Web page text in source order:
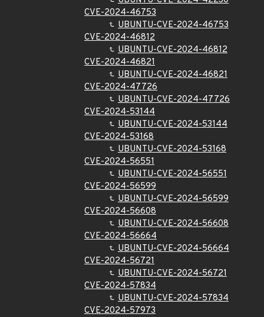
CVE-2024-46753
UBUNTU-CVE-2024-46753
CVE-2024-46812
UBUNTU-CVE-2024-46812
CVE-2024-46821
UBUNTU-CVE-2024-46821
CVE-2024-47726
UBUNTU-CVE-2024-47726
CVE-2024-53144
UBUNTU-CVE-2024-53144
CVE-2024-53168
UBUNTU-CVE-2024-53168
CVE-2024-56551
UBUNTU-CVE-2024-56551
CVE-2024-56599
UBUNTU-CVE-2024-56599
CVE-2024-56608
UBUNTU-CVE-2024-56608
CVE-2024-56664
UBUNTU-CVE-2024-56664
CVE-2024-56721
UBUNTU-CVE-2024-56721
CVE-2024-57834
UBUNTU-CVE-2024-57834
CVE-2024-57973